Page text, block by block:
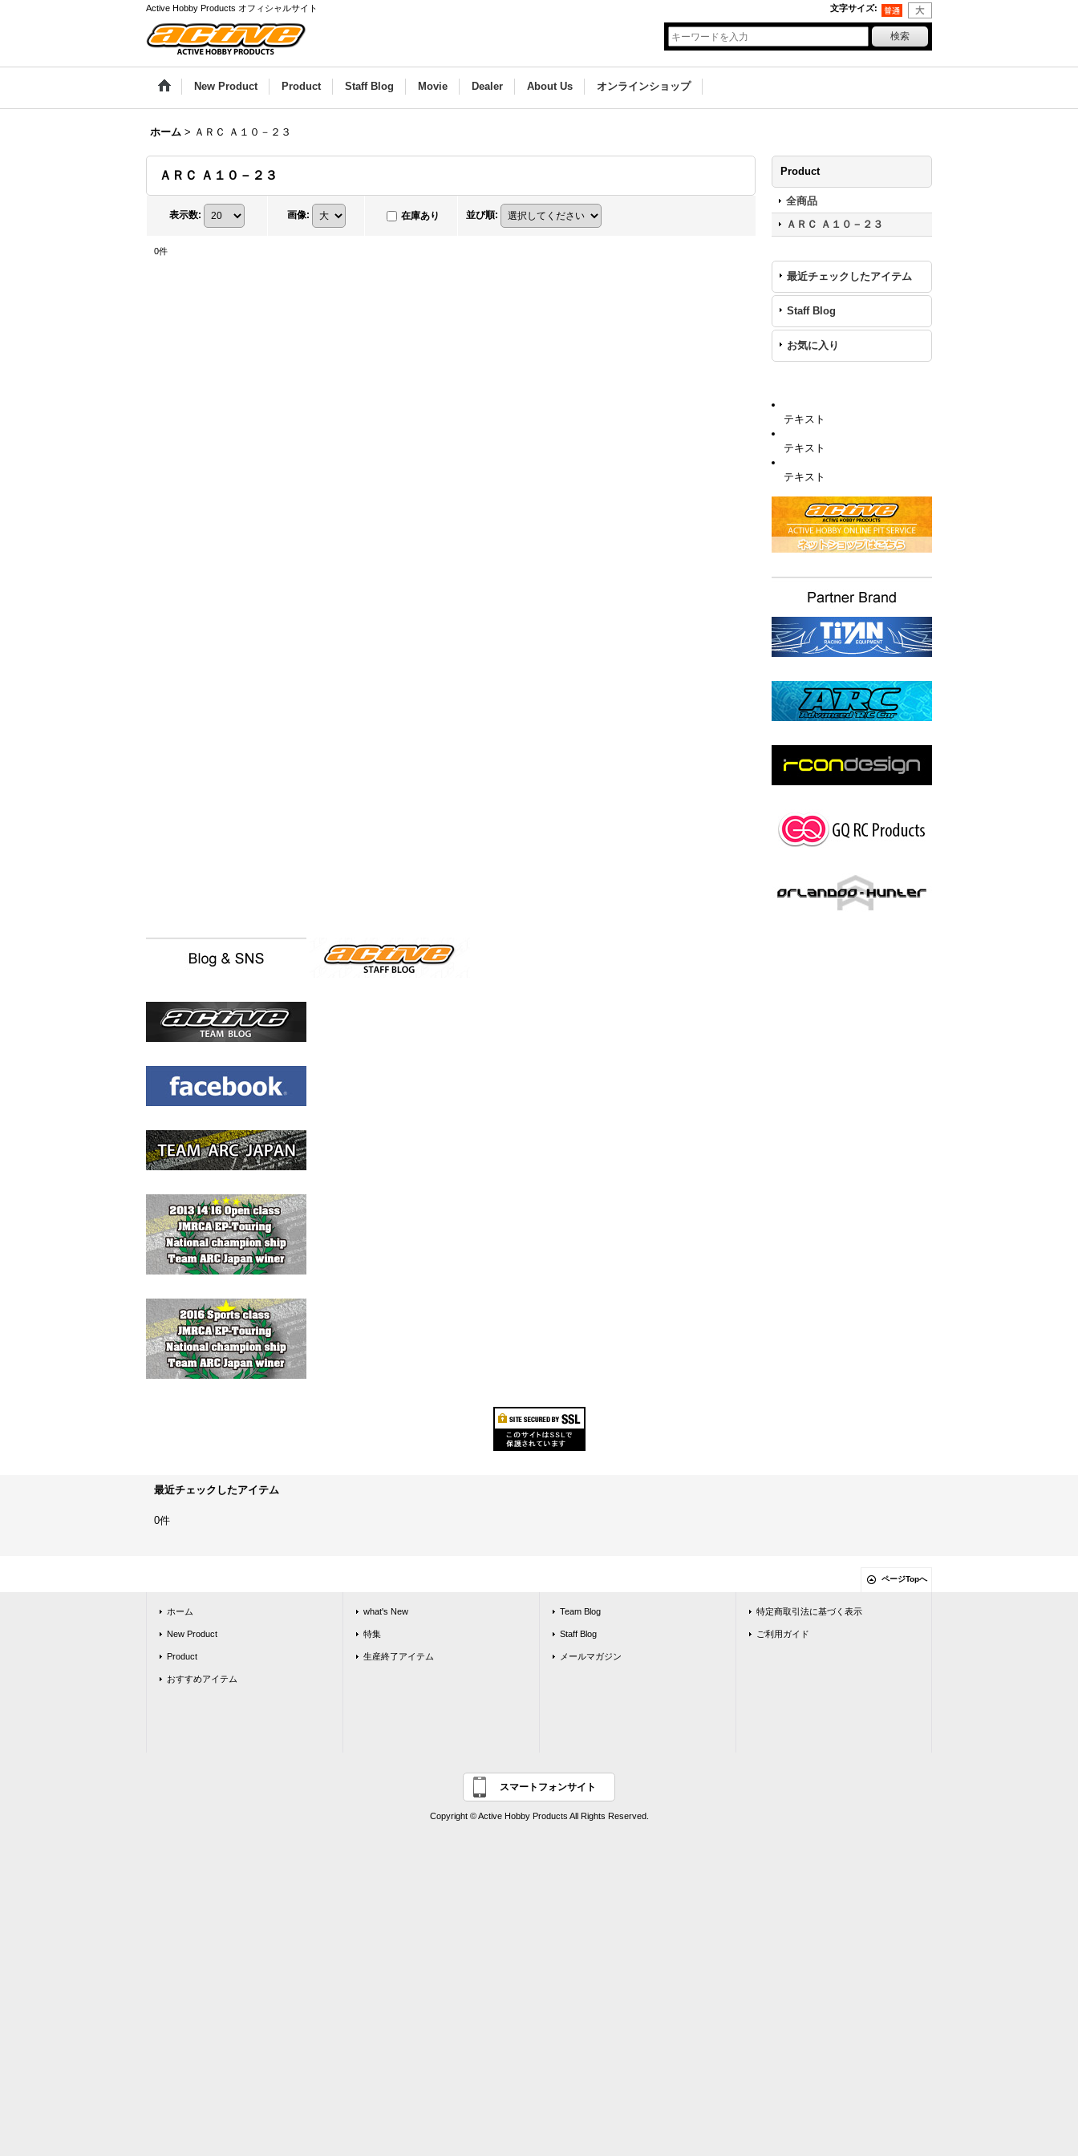
Active Hobby Products オフィシャルサイト 文字サイズ:
New Product Product Staff Blog Movie Dealer About Us オンラインショップ
ホーム > ＡＲＣ Ａ１０－２３
ＡＲＣ Ａ１０－２３
表示数: 画像: 在庫あり 並び順:
0件
Product
全商品
ＡＲＣ Ａ１０－２３
最近チェックしたアイテム
Staff Blog
お気に入り
テキスト
テキスト
テキスト
最近チェックしたアイテム
0件
ページTopへ
ホーム
New Product
Product
おすすめアイテム
what's New
特集
生産終了アイテム
Team Blog
Staff Blog
メールマガジン
特定商取引法に基づく表示
ご利用ガイド
スマートフォンサイト
Copyright © Active Hobby Products All Rights Reserved.